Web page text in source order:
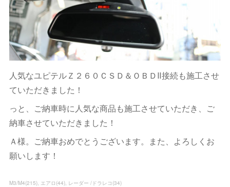
人気なユピテルＺ２６０ＣＳＤ＆ＯＢＤⅡ接続も施工させ
ていただきました！
っと、ご納車時に人気な商品も施工させていただき、ご
納車させていただきました！
Ａ様。ご納車おめでとうございます。また、よろしくお
願いします！
M3/M4(215) エアロ (44) レーダー /ドラレコ (34)